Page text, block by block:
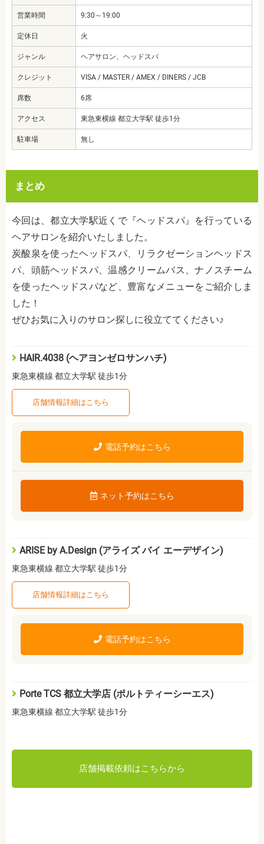
営業時間 9:30～19:00
定休日 火
ジャンル ヘアサロン、ヘッドスパ
クレジット VISA / MASTER / AMEX / DINERS / JCB
席数 6席
アクセス 東急東横線 都立大学駅 徒歩1分
駐車場 無し
まとめ
今回は、都立大学駅近くで『ヘッドスパ』を行っている
ヘアサロンを紹介いたしました。
炭酸泉を使ったヘッドスパ、リラクゼーションヘッドス
パ、頭筋ヘッドスパ、温感クリームバス、ナノスチーム
を使ったヘッドスパなど、豊富なメニューをご紹介しま
した！
ぜひお気に入りのサロン探しに役立ててください♪
HAIR.4038 (ヘアヨンゼロサンハチ)
東急東横線 都立大学駅 徒歩1分
店舗情報詳細はこちら
電話予約はこちら
ネット予約はこちら
ARISE by A.Design (アライズ バイ エーデザイン)
東急東横線 都立大学駅 徒歩1分
店舗情報詳細はこちら
電話予約はこちら
Porte TCS 都立大学店 (ポルトティーシーエス)
東急東横線 都立大学駅 徒歩1分
店舗掲載依頼はこちらから